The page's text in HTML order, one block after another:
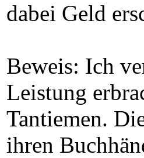
dabei Geld
Beweis: Ich
Leistung
Tantiemen.
ihren